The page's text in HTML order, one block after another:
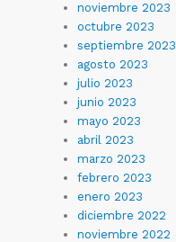
noviembre 2023
octubre 2023
septiembre 2023
agosto 2023
julio 2023
junio 2023
mayo 2023
abril 2023
marzo 2023
febrero 2023
enero 2023
diciembre 2022
noviembre 2022